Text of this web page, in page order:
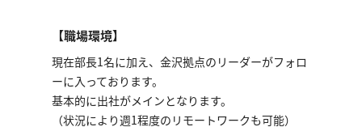
【職場環境】
現在部長1名に加え、金沢拠点のリーダーがフォロ
ーに入っております。
基本的に出社がメインとなります。
（状況により週1程度のリモートワークも可能）